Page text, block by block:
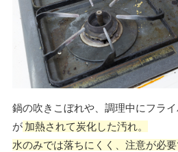
鍋の吹きこぼれや、調理中にフラ
が 加熱されて炭化した汚れ。
水のみでは落ちにくく、注意が必要